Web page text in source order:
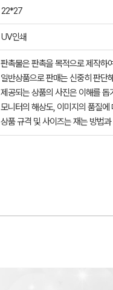
22*27
UV인쇄
판촉물은 판촉을 목적으로 제작하
일반상품으로 판매는 신중히 판단
제공되는 상품의 사진은 이해를
모니터의 해상도, 이미지의 품질
상품 규격 및 사이즈는 재는 방법